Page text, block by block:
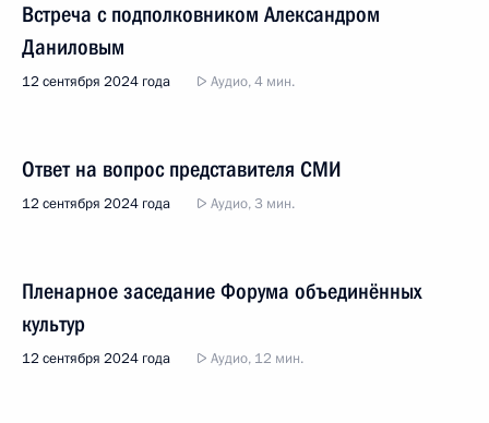
Встреча с подполковником Александром
Даниловым
12 сентября 2024 года Аудио, 4 мин.
Ответ на вопрос представителя СМИ
12 сентября 2024 года Аудио, 3 мин.
Пленарное заседание Форума объединённых
культур
12 сентября 2024 года Аудио, 12 мин.